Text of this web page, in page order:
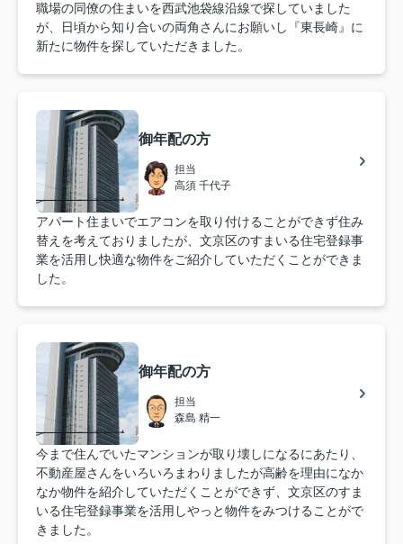
職場の同僚の住まいを西武池袋線沿線で探していました
が、日頃から知り合いの両角さんにお願いし『東長崎』に
新たに物件を探していただきました。
御年配の方
担当
高須 千代子
アパート住まいでエアコンを取り付けることができず住み
替えを考えておりましたが、文京区のすまいる住宅登録事
業を活用し快適な物件をご紹介していただくことができま
した。
御年配の方
担当
森島 精一
今まで住んでいたマンションが取り壊しになるにあたり、
不動産屋さんをいろいろまわりましたが高齢を理由になか
なか物件を紹介していただくことができず、文京区のすま
いる住宅登録事業を活用しやっと物件をみつけることがで
きました。